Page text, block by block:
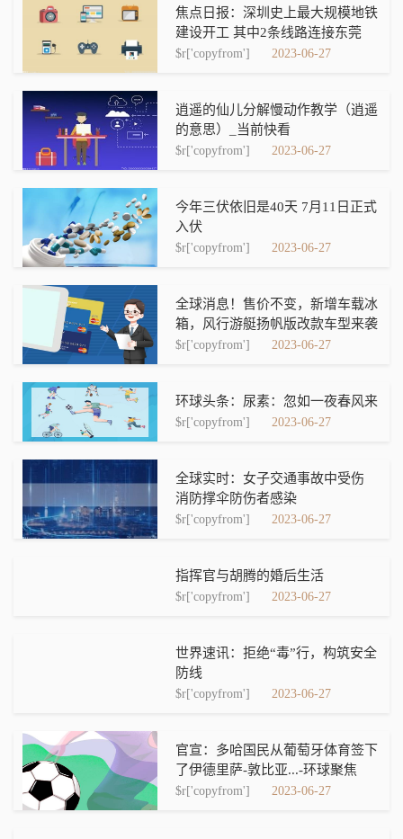
焦点日报：深圳史上最大规模地铁
建设开工 其中2条线路连接东莞
$r['copyfrom'] 2023-06-27
逍遥的仙儿分解慢动作教学（逍遥
的意思）_当前快看
$r['copyfrom'] 2023-06-27
今年三伏依旧是40天 7月11日正式
入伏
$r['copyfrom'] 2023-06-27
全球消息！售价不变，新增车载冰
箱，风行游艇扬帆版改款车型来袭
$r['copyfrom'] 2023-06-27
环球头条：尿素：忽如一夜春风来
$r['copyfrom'] 2023-06-27
全球实时：女子交通事故中受伤
消防撑伞防伤者感染
$r['copyfrom'] 2023-06-27
指挥官与胡腾的婚后生活
$r['copyfrom'] 2023-06-27
世界速讯：拒绝“毒”行，构筑安全
防线
$r['copyfrom'] 2023-06-27
官宣：多哈国民从葡萄牙体育签下
了伊德里萨-敦比亚...-环球聚焦
$r['copyfrom'] 2023-06-27